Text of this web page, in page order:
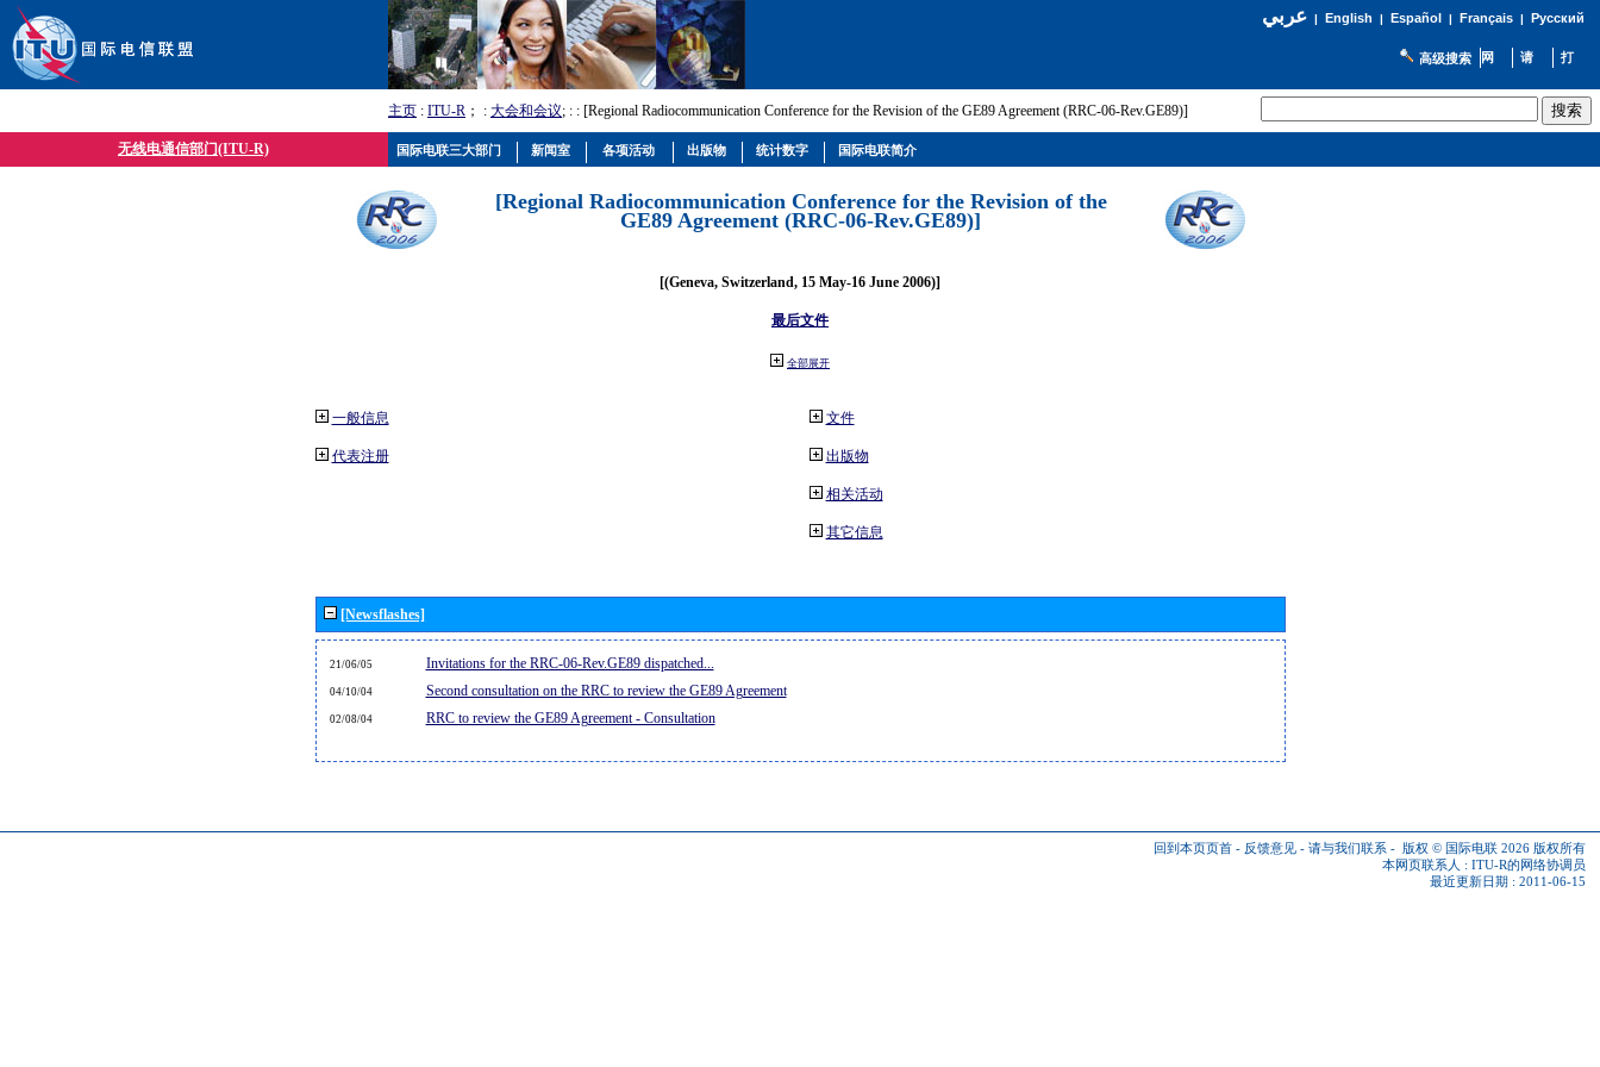
عربي| English | Español | Français| Русский
高级搜索
主页 : ITU-R ； : 大会和会议; : : [Regional Radiocommunication Conference for the Revision of the GE89 Agreement (RRC-06-Rev.GE89)]
无线电通信部门(ITU-R)
[Regional Radiocommunication Conference for the Revision of the
GE89 Agreement (RRC-06-Rev.GE89)]
[(Geneva, Switzerland, 15 May-16 June 2006)]
最后文件
全部展开
一般信息
代表注册
文件
出版物
相关活动
其它信息
[Newsflashes]
21/06/05 Invitations for the RRC-06-Rev.GE89 dispatched...
04/10/04 Second consultation on the RRC to review the GE89 Agreement
02/08/04 RRC to review the GE89 Agreement - Consultation
回到本页页首 - 反馈意见 - 请与我们联系 - 版权 © 国际电联 2026 版权所有
本网页联系人 : ITU-R的网络协调员
最近更新日期 : 2011-06-15
国际电联三大部门 新闻室 各项活动 出版物 统计数字 国际电联简介